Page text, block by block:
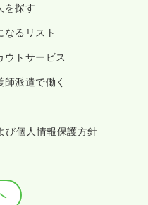
を探す
なるリスト
ウトサービス
師派遣で働く
び個人情報保護方針